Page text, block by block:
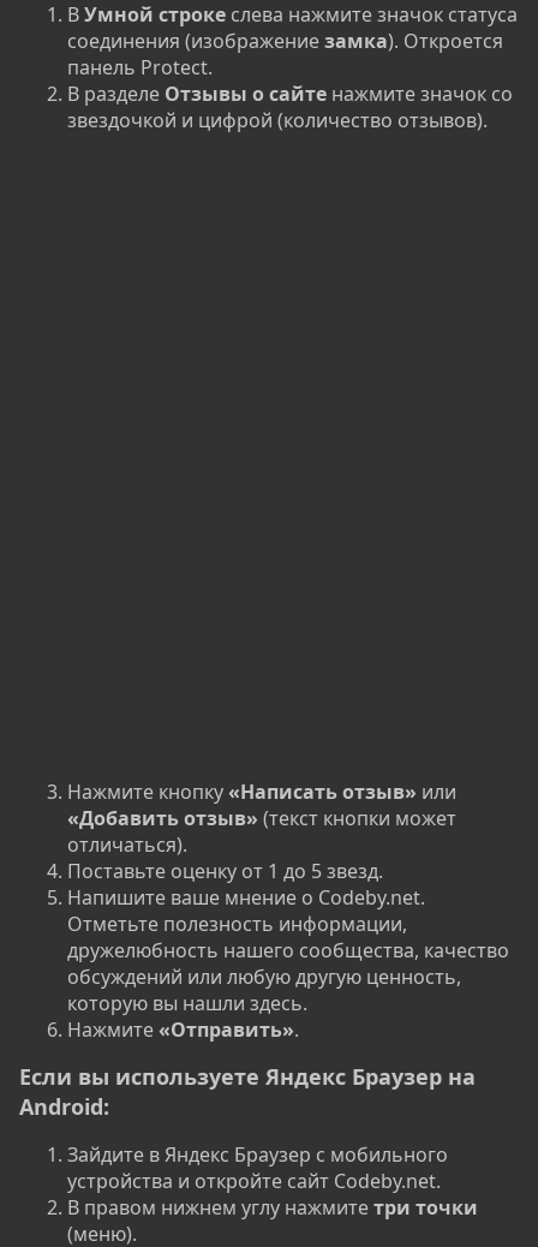
ВУмной строке слева нажмите значок статуса
соединения (изображениезамка). Откроется
панель Protect.
В разделе Отзывы о сайте нажмите значок со
звездочкой и цифрой (количество отзывов).
Нажмите кнопку«Написать отзыв» или
«Добавить отзыв» (текст кнопки может
отличаться).
Поставьте оценку от 1 до 5 звезд.
Напишите ваше мнение о Codeby.net.
Отметьте полезность информации,
дружелюбность нашего сообщества, качество
обсуждений или любую другую ценность,
которую вы нашли здесь.
Нажмите«Отправить».
Если вы используете Яндекс Браузер на
Android:​
Зайдите в Яндекс Браузер с мобильного
устройства и откройте сайт Codeby.net.
В правом нижнем углу нажмитетри точки
(меню).